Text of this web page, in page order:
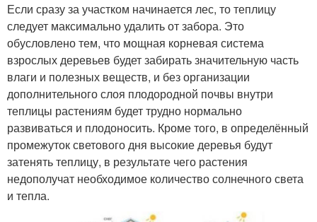
Если сразу за участком начинается лес, то теплицу
следует максимально удалить от забора. Это
обусловлено тем, что мощная корневая система
взрослых деревьев будет забирать значительную часть
влаги и полезных веществ, и без организации
дополнительного слоя плодородной почвы внутри
теплицы растениям будет трудно нормально
развиваться и плодоносить. Кроме того, в определённый
промежуток светового дня высокие деревья будут
затенять теплицу, в результате чего растения
недополучат необходимое количество солнечного света
и тепла.